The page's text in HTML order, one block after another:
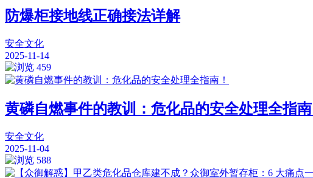
防爆柜接地线正确接法详解
安全文化
2025-11-14
459
黄磷自燃事件的教训：危化品的安全处理全指南
安全文化
2025-11-04
588